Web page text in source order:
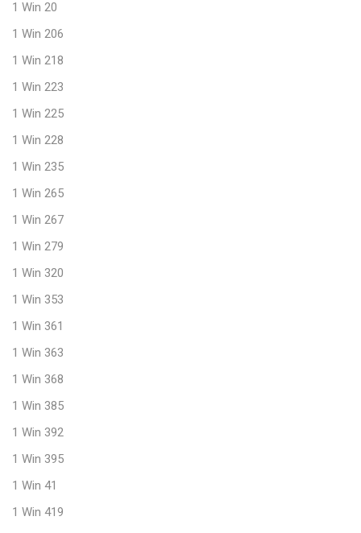
1 Win 20
1 Win 206
1 Win 218
1 Win 223
1 Win 225
1 Win 228
1 Win 235
1 Win 265
1 Win 267
1 Win 279
1 Win 320
1 Win 353
1 Win 361
1 Win 363
1 Win 368
1 Win 385
1 Win 392
1 Win 395
1 Win 41
1 Win 419